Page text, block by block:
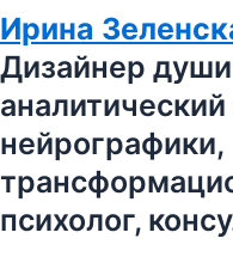
Ирина
Дизайнер души
нейрографики,
психолог,